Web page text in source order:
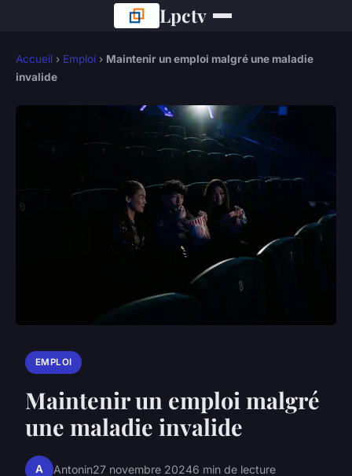
Lpctv
Accueil › Emploi › Maintenir un emploi malgré une maladie
invalide
EMPLOI
Maintenir un emploi malgré
une maladie invalide
A Antonin27 novembre 20246 min de lecture